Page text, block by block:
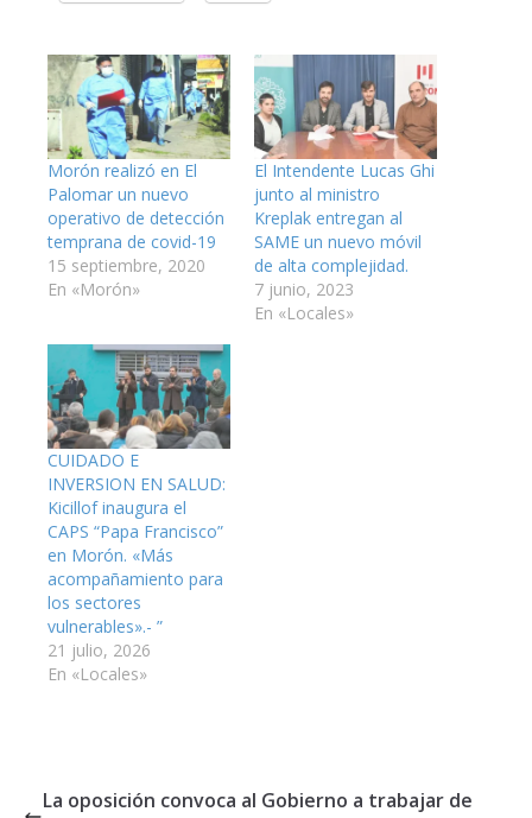
Morón realizó en El
Palomar un nuevo
operativo de detección
temprana de covid-19
15 septiembre, 2020
En «Morón»
El Intendente Lucas Ghi
junto al ministro
Kreplak entregan al
SAME un nuevo móvil
de alta complejidad.
7 junio, 2023
En «Locales»
CUIDADO E
INVERSION EN SALUD:
Kicillof inaugura el
CAPS “Papa Francisco”
en Morón. «Más
acompañamiento para
los sectores
vulnerables».- ”
21 julio, 2026
En «Locales»
La oposición convoca al Gobierno a trabajar de